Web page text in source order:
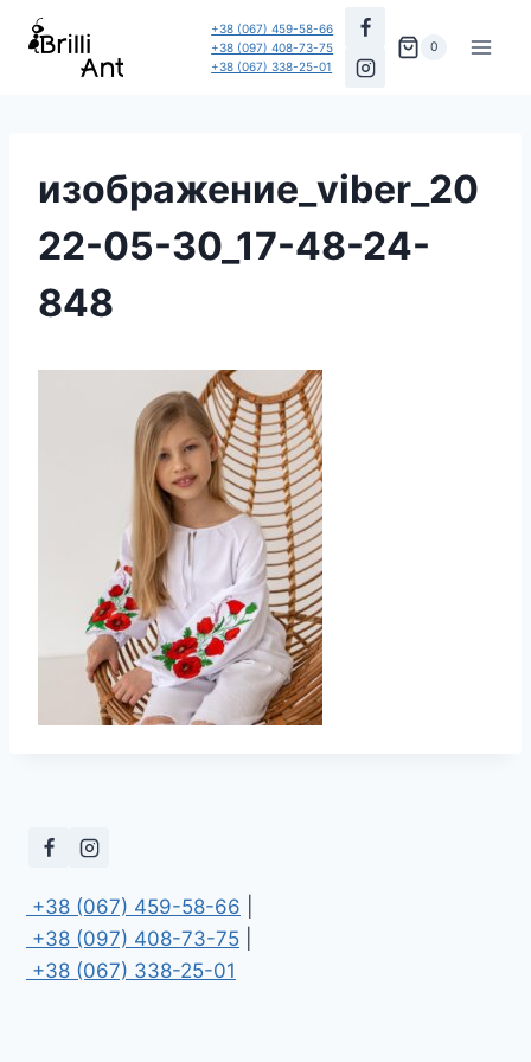
Перейти
+38 (067) 459-58-66
+38 (097) 408-73-75
+38 (067) 338-25-01
0
изображение_viber_20
22-05-30_17-48-24-
848
+38 (067) 459-58-66
+38 (097) 408-73-75
+38 (067) 338-25-01